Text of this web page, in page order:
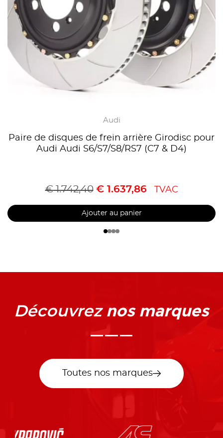
Audi
Paire de disques de frein arrière Girodisc pour
Audi Audi S6/S7/S8/RS7 (C7 & D4)
€1.742,40 €1.637,86 TVAC
Ajouter au panier
Découvrez nos marques
Toutes nos marques